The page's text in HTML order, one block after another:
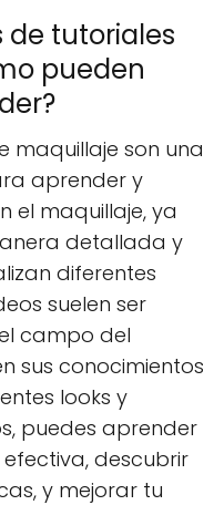
de tutoriales
pueden
maquillaje son una
aprender y
el maquillaje, ya
detallada y
diferentes
suelen ser
campo del
sus conocimientos
looks y
puedes aprender
descubrir
y mejorar tu